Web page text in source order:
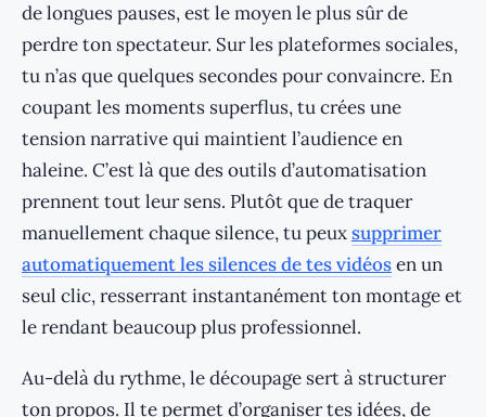
de longues pauses, est le moyen le plus sûr de
perdre ton spectateur. Sur les plateformes sociales,
tu n’as que quelques secondes pour convaincre. En
coupant les moments superflus, tu crées une
tension narrative qui maintient l’audience en
haleine. C’est là que des outils d’automatisation
prennent tout leur sens. Plutôt que de traquer
manuellement chaque silence, tu peuxsupprimer
automatiquement les silences de tes vidéosen un
seul clic, resserrant instantanément ton montage et
le rendant beaucoup plus professionnel.
Au-delà du rythme, le découpage sert à structurer
ton propos. Il te permet d’organiser tes idées, de